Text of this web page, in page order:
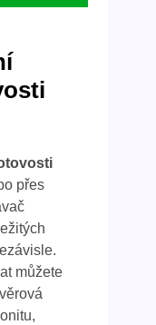
přes
můžete